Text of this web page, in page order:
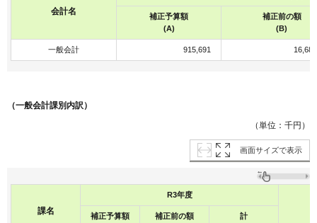
会計名
補正予算額
(A)
補正前の額
(B)
一般会計 915,691
（一般会計課別内訳）
（単位：千円）
画面サイズで表示
課名
R3年度
補正予算額
補正前の額
計